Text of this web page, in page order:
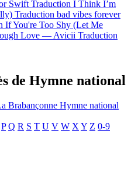
Swift Traduction I Think I’m
Traduction bad vibes forever
If You're Too Shy (Let Me
Love — Avicii Traduction
de Hymne national
Brabançonne Hymne national
P Q R S T U V W X Y Z 0-9